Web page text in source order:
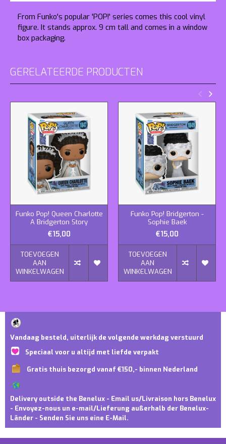
From Funko's popular 'POP!' series comes this cool vinyl
figure. It stands approx. 9 cm tall and comes in a window
box packaging.
GERELATEERDE PRODUCTEN
Funko Pop! Queen Charlotte
A Bridgerton Story
€15,00
TOEVOEGEN
AAN
WINKELWAGEN
Funko Pop! Bridgerton -
Sophie Baek
€15,00
TOEVOEGEN
AAN
WINKELWAGEN
Vandaag besteld, uiterlijk de volgende werkdag verstuurd
Speciaal voor u altijd met liefde verpakt
Gratis thuis bezorgd vanaf €150,- binnen Nederland
Delivery outside the Benelux - Email us/Livraison hors Benelux
- Envoyez-nous un e-mail/Lieferung außerhalb der Benelux-
Länder - Senden Sie uns eine E-Mail.